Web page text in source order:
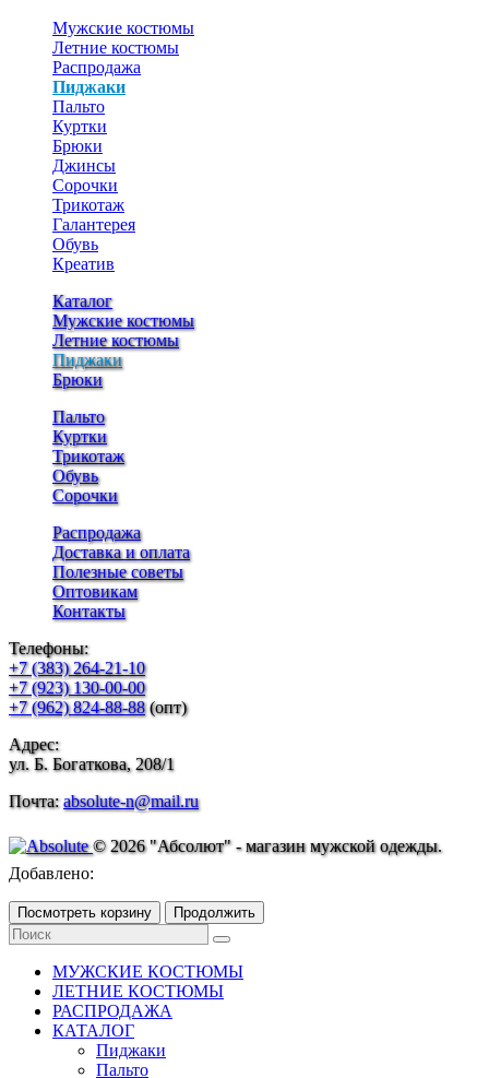
Мужские костюмы
Летние костюмы
Распродажа
Пиджаки
Пальто
Куртки
Брюки
Джинсы
Сорочки
Трикотаж
Галантерея
Обувь
Креатив
Каталог
Мужские костюмы
Летние костюмы
Пиджаки
Брюки
Пальто
Куртки
Трикотаж
Обувь
Сорочки
Распродажа
Доставка и оплата
Полезные советы
Оптовикам
Контакты
Телефоны:
+7 (383) 264-21-10
+7 (923) 130-00-00
+7 (962) 824-88-88(опт)
Адрес:
ул. Б. Богаткова, 208/1
Почта:absolute-n@mail.ru
© 2026 "Абсолют" - магазин мужской одежды.
Добавлено:
Посмотреть корзину Продолжить
МУЖСКИЕ КОСТЮМЫ
ЛЕТНИЕ КОСТЮМЫ
РАСПРОДАЖА
КАТАЛОГ
Пиджаки
Пальто